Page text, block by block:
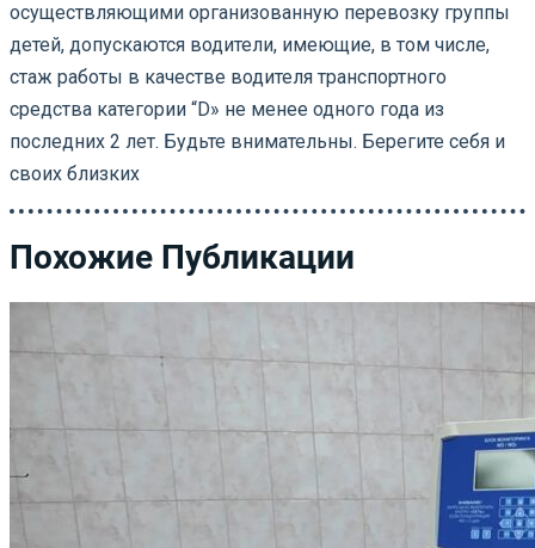
осуществляющими организованную перевозку группы
детей, допускаются водители, имеющие, в том числе,
стаж работы в качестве водителя транспортного
средства категории “D» не менее одного года из
последних 2 лет. Будьте внимательны. Берегите себя и
своих близких
Похожие Публикации